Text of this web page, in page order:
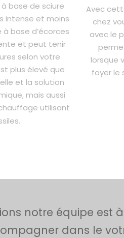
base de sciure
intense et moins
à base d’écorces
et peut tenir
selon votre
plus élevé que
et la solution
mais aussi
utilisant
Avec
chez
avec le
lorsque
foyer le
notre équipe est
dans le